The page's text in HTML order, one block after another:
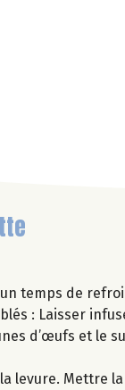
temps de
: Laisser
d’œufs et le
levure. Mettre